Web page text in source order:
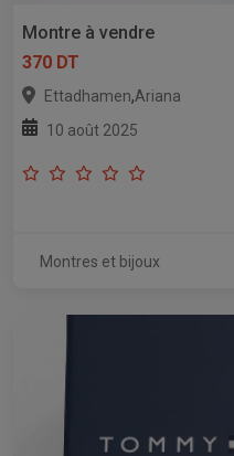
Montre à vendre
370 DT
Ettadhamen,Ariana
10 août 2025
Montres et bijoux